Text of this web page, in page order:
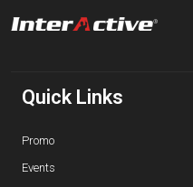
Quick Links
Promo
Events